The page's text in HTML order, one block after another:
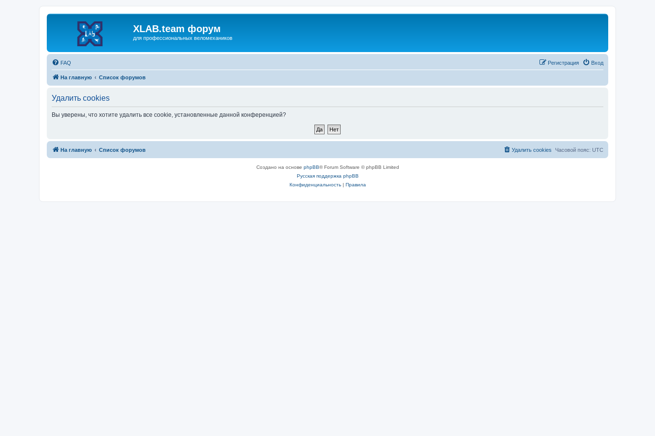
XLAB.team форум
для професcиональных веломехаников
FAQ Вход
Регистрация
На главную Список форумов
Удалить cookies
Вы уверены, что хотите удалить все cookie, установленные данной конференцией?
На главную Список форумов Часовой пояс: UTC
Удалить cookies
Создано на основе phpBB® Forum Software © phpBB Limited
Русская поддержка phpBB
Конфиденциальность| Правила